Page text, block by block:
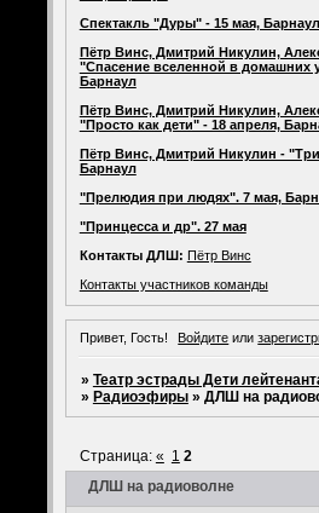
Спектакль "Дуры" - 15 мая, Барнаул
Пётр Винс, Дмитрий Никулин,
"Спасение вселенной в домашних
Барнаул
Пётр Винс, Дмитрий Никулин,
"Просто как дети" - 18 апреля,
Пётр Винс, Дмитрий Никулин -
Барнаул
"Прелюдия при людях". 7 мая,
"Принцесса и др". 27 мая
Контакты ДЛШ: Пётр Винс
Контакты участников команды
Привет, Гость! Войдите или
» Театр эстрады Дети
» Радиоэфиры » ДЛШ на
ДЛШ на радиоволне
Страница: « 1 2